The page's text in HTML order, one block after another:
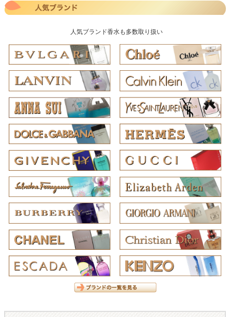
人気ブランド香水も多数取り扱い